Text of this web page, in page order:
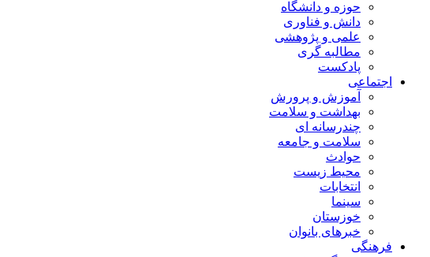
حوزه و دانشگاه
دانش و فناوری
علمی و پژوهشی
مطالبه گری
پادکست
اجتماعی
آموزش و پرورش
بهداشت و سلامت
چندرسانه ای
سلامت و جامعه
حوادث
محیط زیست
انتخابات
سینما
خوزستان
خبرهای بانوان
فرهنگی